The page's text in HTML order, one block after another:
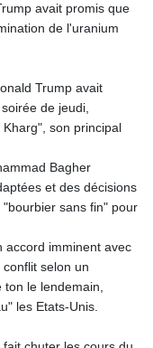
IQD 1310.5
ISK 123.340386
JEP 0.743241
JMD 158.790465
JPY 157.80604
KES 128.780385
KGS 87.450384
4052.503796
KMF 426.00035
KRW
1407.890383
KYD 0.833247
avait promis que
de l'uranium
Trump avait
de jeudi,
son principal
Bagher
et des décisions
sans fin" pour
accord imminent avec
selon un
ton le lendemain,
les Etats-Unis.